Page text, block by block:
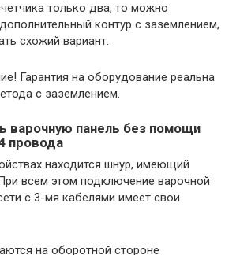
только два, то можно
контур с заземлением,
схожий вариант.
Гарантия на оборудование реальна
с заземлением.
варочную панель без помощи
провода
находится шнур, имеющий
всем этом подключение варочной
с 3-мя кабелями имеет свои
на оборотной стороне